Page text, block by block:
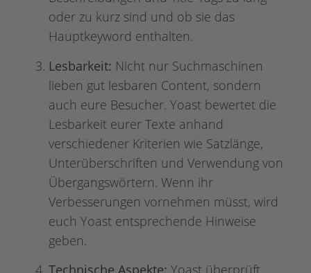
oder zu kurz sind und ob sie das
Hauptkeyword enthalten.
Lesbarkeit: Nicht nur Suchmaschinen
lieben gut lesbaren Content, sondern
auch eure Besucher. Yoast bewertet die
Lesbarkeit eurer Texte anhand
verschiedener Kriterien wie Satzlänge,
Unterüberschriften und Verwendung von
Übergangswörtern. Wenn ihr
Verbesserungen vornehmen müsst, wird
euch Yoast entsprechende Hinweise
geben.
Technische Aspekte: Yoast überprüft